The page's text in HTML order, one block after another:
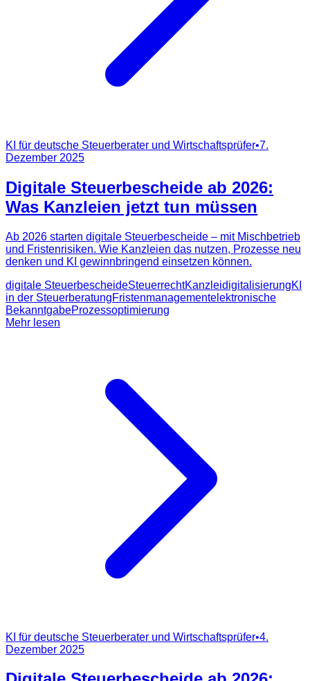
KI für deutsche Steuerberater und Wirtschaftsprüfer•7.
Dezember 2025
Digitale Steuerbescheide ab 2026:
Was Kanzleien jetzt tun müssen
Ab 2026 starten digitale Steuerbescheide – mit Mischbetrieb
und Fristenrisiken. Wie Kanzleien das nutzen, Prozesse neu
denken und KI gewinnbringend einsetzen können.
digitale SteuerbescheideSteuerrechtKanzleidigitalisierungKI
in der SteuerberatungFristenmanagementelektronische
BekanntgabeProzessoptimierung
Mehr lesen
KI für deutsche Steuerberater und Wirtschaftsprüfer•4.
Dezember 2025